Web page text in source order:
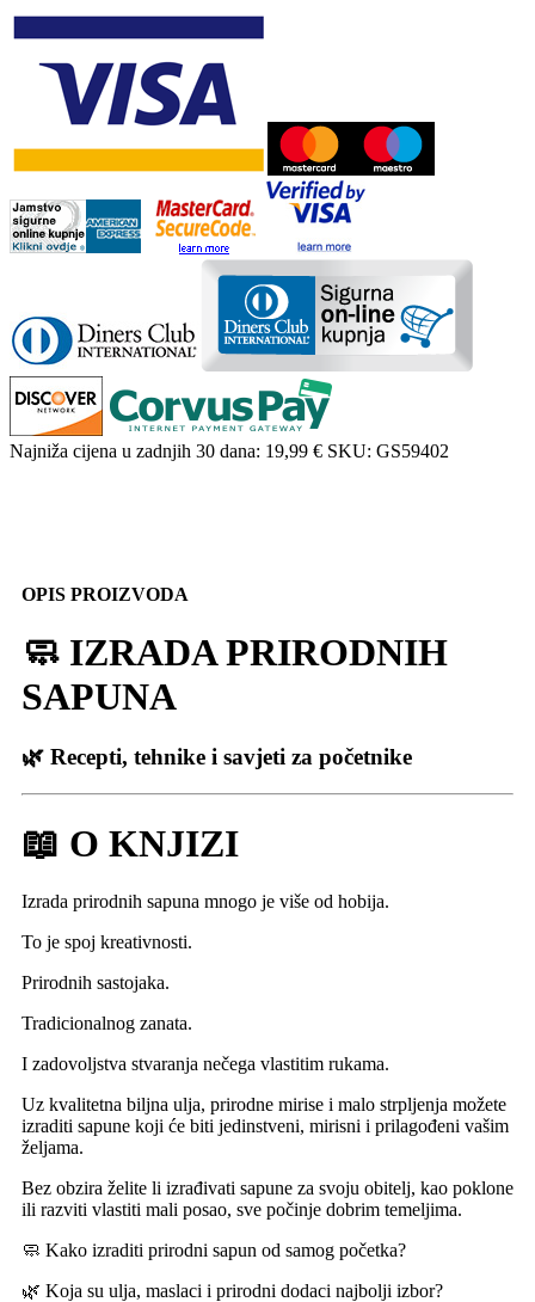
Najniža cijena u zadnjih 30 dana: 19,99 € SKU: GS59402
OPIS PROIZVODA
🧼 IZRADA PRIRODNIH
SAPUNA
🌿 Recepti, tehnike i savjeti za početnike
📖 O KNJIZI
Izrada prirodnih sapuna mnogo je više od hobija.
To je spoj kreativnosti.
Prirodnih sastojaka.
Tradicionalnog zanata.
I zadovoljstva stvaranja nečega vlastitim rukama.
Uz kvalitetna biljna ulja, prirodne mirise i malo strpljenja možete
izraditi sapune koji će biti jedinstveni, mirisni i prilagođeni vašim
željama.
Bez obzira želite li izrađivati sapune za svoju obitelj, kao poklone
ili razviti vlastiti mali posao, sve počinje dobrim temeljima.
🧼 Kako izraditi prirodni sapun od samog početka?
🌿 Koja su ulja, maslaci i prirodni dodaci najbolji izbor?